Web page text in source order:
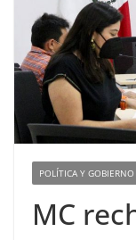
POLÍTICA Y GOBIERNO
MC